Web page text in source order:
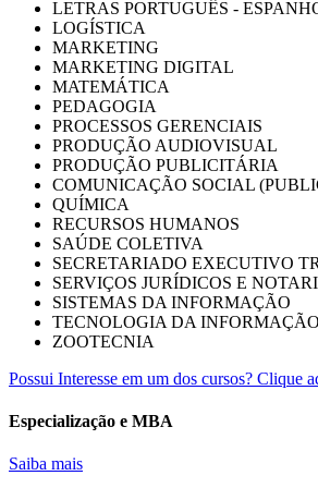
LETRAS PORTUGUÊS -
LOGÍSTICA
MARKETING
MARKETING DIGITAL
MATEMÁTICA
PEDAGOGIA
PROCESSOS GERENCIAIS
PRODUÇÃO AUDIOVISUAL
PRODUÇÃO PUBLICITÁRIA
COMUNICAÇÃO SOCIAL
QUÍMICA
RECURSOS HUMANOS
SAÚDE COLETIVA
SECRETARIADO EXECUTIVO
SERVIÇOS JURÍDICOS E
SISTEMAS DA INFORMAÇÃO
TECNOLOGIA DA INFORMAÇÃO
ZOOTECNIA
Possui Interesse em um dos cursos? Clique
Especialização e MBA
Saiba mais